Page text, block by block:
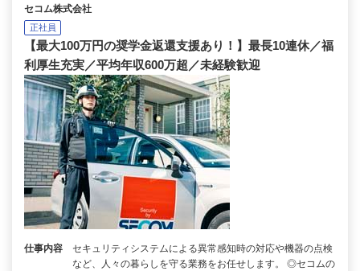
セコム株式会社
正社員
【最大100万円の奨学金返還支援あり！】最長10連休／福
利厚生充実／平均年収600万超／未経験歓迎
仕事内容
セキュリティシステムによる異常感知時の対応や機器の点検
など、人々の暮らしを守る業務をお任せします。 ◎セコムの